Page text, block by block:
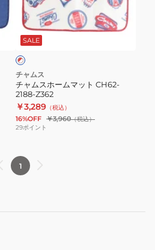
ー
ム
マ
ッ
ト
CH62-
2188-
Z362
SALE
チャムス
チャムスホームマット CH62-
2188-Z362
￥3,289 （税込）
16%OFF ￥3,960（税込）
29ポイント
1